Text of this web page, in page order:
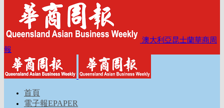
澳大利亞昆士蘭華商周
報
首頁
電子報EPAPER